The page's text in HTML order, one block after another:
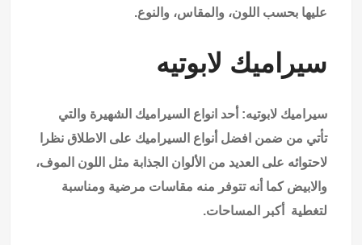
عليها بحسب اللون، والمقاس، والنوع.
سيراميك لابوتيه
سيراميك لابوتيه: أحد انواع السيراميك الشهيرة والتي
تأتي من ضمن افضل أنواع السيراميك على الاطلاق نظرا
لاحتوائه على العديد من الألوان الجذابة مثل اللون الموف،
والابيض كما أنه تتوفر منه مقاسات مرضية ومناسبة
لتغطية أكبر المساحات.